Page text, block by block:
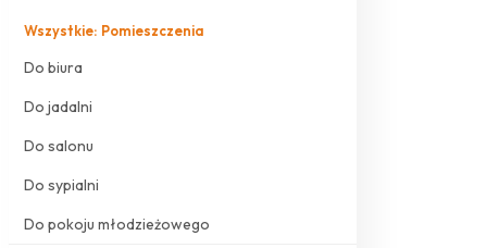
Wszystkie: Pomieszczenia
Do biura
Do jadalni
Do salonu
Do sypialni
Do pokoju młodzieżowego